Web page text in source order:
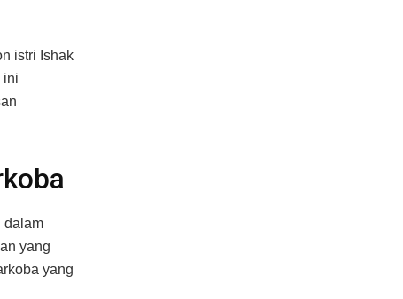
istri Ishak
ini
dalam
yang
yang